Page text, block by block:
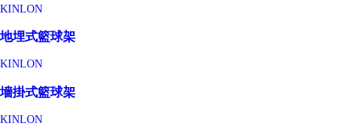
KINLON
地埋式籃球架
KINLON
墻掛式籃球架
KINLON